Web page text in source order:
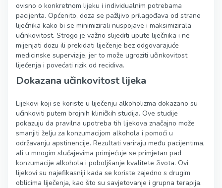
ovisno o konkretnom lijeku i individualnim potrebama
pacijenta. Općenito, doza se pažljivo prilagođava od strane
liječnika kako bi se minimizirali nuspojave i maksimizirala
učinkovitost. Strogo je važno slijediti upute liječnika i ne
mijenjati dozu ili prekidati liječenje bez odgovarajuće
medicinske supervizije, jer to može ugroziti učinkovitost
liječenja i povećati rizik od recidiva.
Dokazana učinkovitost lijeka
Lijekovi koji se koriste u liječenju alkoholizma dokazano su
učinkoviti putem brojnih kliničkih studija. Ove studije
pokazuju da pravilna upotreba tih lijekova značajno može
smanjiti želju za konzumacijom alkohola i pomoći u
održavanju apstinencije. Rezultati variraju među pacijentima,
ali u mnogim slučajevima primjećuje se primjetan pad
konzumacije alkohola i poboljšanje kvalitete života. Ovi
lijekovi su najefikasniji kada se koriste zajedno s drugim
oblicima liječenja, kao što su savjetovanje i grupna terapija.